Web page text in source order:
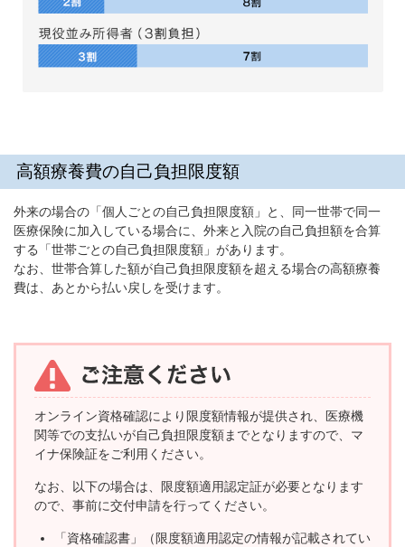
高額療養費の自己負担限度額
外来の場合の「個人ごとの自己負担限度額」と、同一世帯で同一
医療保険に加入している場合に、外来と入院の自己負担額を合算
する「世帯ごとの自己負担限度額」があります。
なお、世帯合算した額が自己負担限度額を超える場合の高額療養
費は、あとから払い戻しを受けます。
オンライン資格確認により限度額情報が提供され、医療機
関等での支払いが自己負担限度額までとなりますので、マ
イナ保険証をご利用ください。
なお、以下の場合は、限度額適用認定証が必要となります
ので、事前に交付申請を行ってください。
「資格確認書」（限度額適用認定の情報が記載されてい